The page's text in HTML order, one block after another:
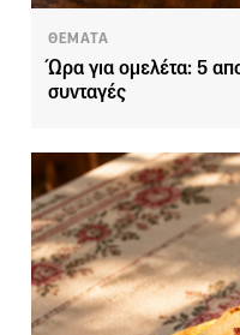
ΘΕΜΑΤΑ
Ώρα για ομελέτα: 5
συνταγές